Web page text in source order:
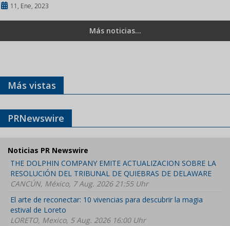
11, Ene, 2023
Más noticias...
Más vistas
PRNewswire
Noticias PR Newswire
THE DOLPHIN COMPANY EMITE ACTUALIZACION SOBRE LA
RESOLUCIÓN DEL TRIBUNAL DE QUIEBRAS DE DELAWARE
CANCÚN, México, 7 Aug. 2026 21:55 Uhr
El arte de reconectar: 10 vivencias para descubrir la magia
estival de Loreto
LORETO, Mexico, 5 Aug. 2026 16:00 Uhr